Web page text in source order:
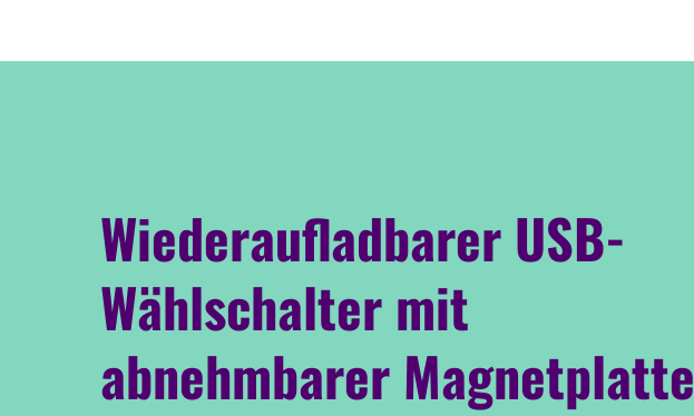
Wiederaufladbarer USB-
Wählschalter mit
abnehmbarer Magnetplatte